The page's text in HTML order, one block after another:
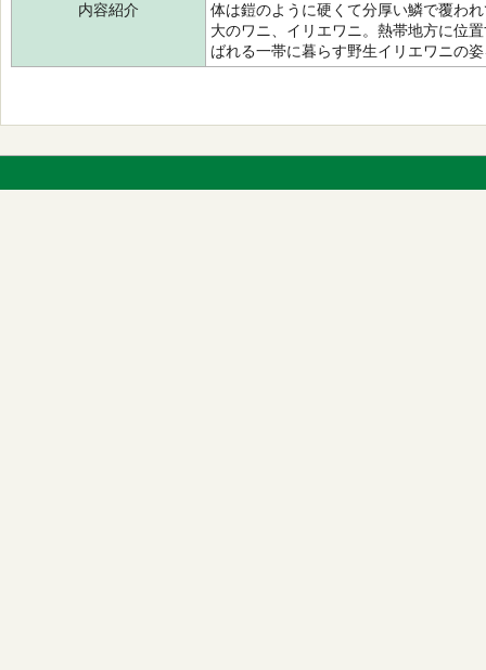
内容紹介
体は鎧のように硬くて分厚い鱗で覆わ
大のワニ、イリエワニ。熱帯地方に位
ばれる一帯に暮らす野生イリエワニの